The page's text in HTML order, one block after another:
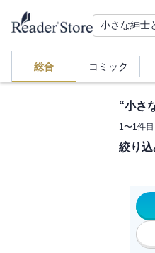
総合 コミック
“小さ
1〜1件
絞り込